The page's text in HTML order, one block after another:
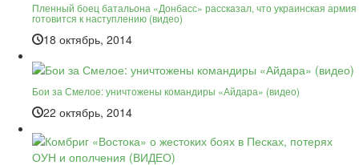
Пленный боец батальона «Донбасс» рассказал, что украинская армия
готовится к наступлению (видео)
18 октябрь, 2014
Бои за Смелое: уничтожены командиры «Айдара» (видео)
22 октябрь, 2014